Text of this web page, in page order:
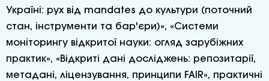
Україні: рух від mandates до культури (поточний
стан, інструменти та бар'єри)», «Системи
моніторингу відкритої науки: огляд зарубіжних
практик», «Відкриті дані досліджень: репозитарії,
метадані, ліцензування, принципи FAIR», практичні